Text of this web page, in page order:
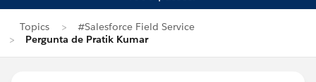
Topics
#Salesforce Field Service
Pergunta de Pratik Kumar